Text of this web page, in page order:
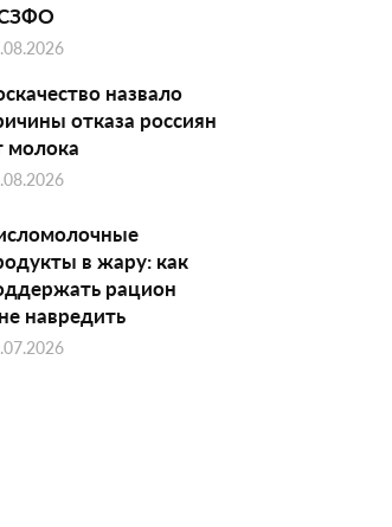
назвало
отказа россиян
молока
в жару: как
рацион
навредить